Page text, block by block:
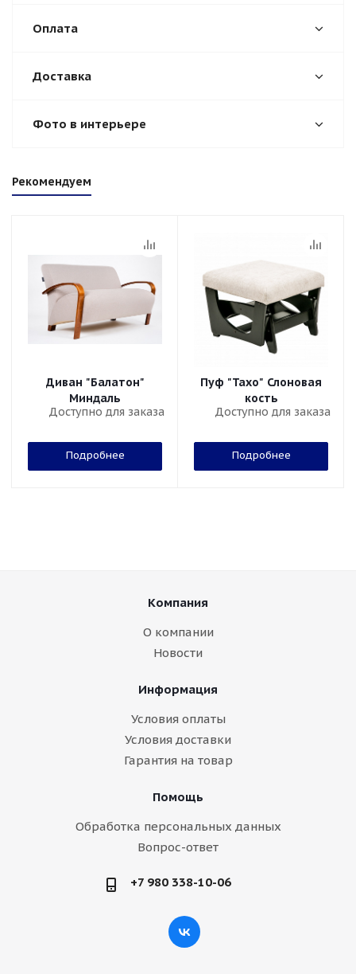
Оплата
Доставка
Фото в интерьере
Рекомендуем
Диван "Балатон"
Миндаль
Доступно для заказа
Подробнее
Пуф "Тахо" Слоновая
кость
Доступно для заказа
Подробнее
Компания
О компании
Новости
Информация
Условия оплаты
Условия доставки
Гарантия на товар
Помощь
Обработка персональных данных
Вопрос-ответ
+7 980 338-10-06